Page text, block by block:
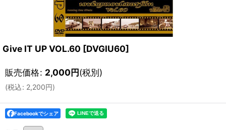
Give IT UP VOL.60 [DVGIU60]
販売価格: 2,000円(税別)
(税込: 2,200円)
Facebookでシェア